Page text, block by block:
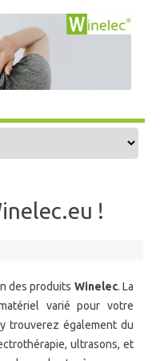
au contenu
!
des produits Winelec. La
varié pour votre
trouverez également du
ultrasons, et